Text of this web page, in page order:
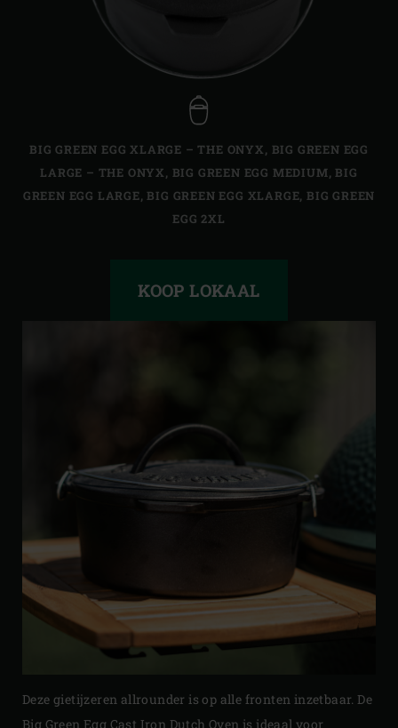
BIG GREEN EGG XLARGE – THE ONYX, BIG GREEN EGG
LARGE – THE ONYX, BIG GREEN EGG MEDIUM,BIG
GREEN EGG LARGE,BIG GREEN EGG XLARGE,BIG GREEN
EGG 2XL
KOOP LOKAAL
Deze gietijzeren allrounder is op alle fronten inzetbaar. De
Big Green Egg Cast Iron Dutch Oven is ideaal voor